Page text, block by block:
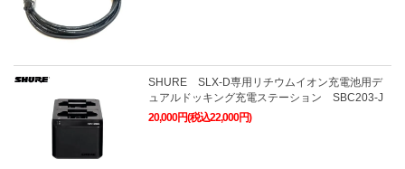
SHURE SLX-D専用リチウムイオン充電池用デ
ュアルドッキング充電ステーション SBC203-J
20,000円(税込22,000円)